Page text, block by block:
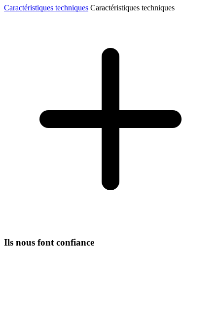
Caractéristiques techniques Caractéristiques techniques
Ils nous font confiance